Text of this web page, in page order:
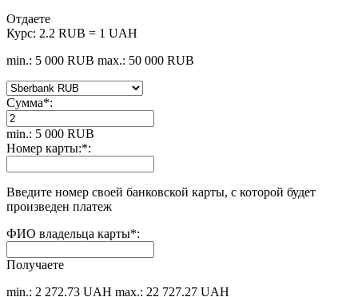
Отдаете
Курс: 2.2 RUB = 1 UAH
min.: 5 000 RUB max.: 50 000 RUB
Сумма*:
min.: 5 000 RUB
Номер карты:*:
Введите номер своей банковской карты, с которой будет
произведен платеж
ФИО владельца карты*:
Получаете
min.: 2 272.73 UAH max.: 22 727.27 UAH